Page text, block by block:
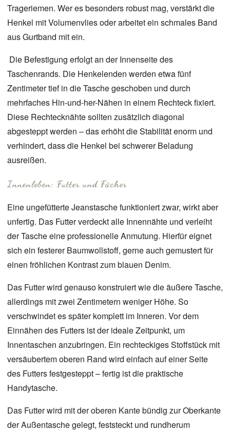
Trageriemen. Wer es besonders robust mag, verstärkt die
Henkel mit Volumenvlies oder arbeitet ein schmales Band
aus Gurtband mit ein.
Die Befestigung erfolgt an der Innenseite des
Taschenrands. Die Henkelenden werden etwa fünf
Zentimeter tief in die Tasche geschoben und durch
mehrfaches Hin-und-her-Nähen in einem Rechteck fixiert.
Diese Rechtecknähte sollten zusätzlich diagonal
abgesteppt werden – das erhöht die Stabilität enorm und
verhindert, dass die Henkel bei schwerer Beladung
ausreißen.
Innenleben: Futter und Fächer
Eine ungefütterte Jeanstasche funktioniert zwar, wirkt aber
unfertig. Das Futter verdeckt alle Innennähte und verleiht
der Tasche eine professionelle Anmutung. Hierfür eignet
sich ein festerer Baumwollstoff, gerne auch gemustert für
einen fröhlichen Kontrast zum blauen Denim.
Das Futter wird genauso konstruiert wie die äußere Tasche,
allerdings mit zwei Zentimetern weniger Höhe. So
verschwindet es später komplett im Inneren. Vor dem
Einnähen des Futters ist der ideale Zeitpunkt, um
Innentaschen anzubringen. Ein rechteckiges Stoffstück mit
versäubertem oberen Rand wird einfach auf einer Seite
des Futters festgesteppt – fertig ist die praktische
Handytasche.
Das Futter wird mit der oberen Kante bündig zur Oberkante
der Außentasche gelegt, feststeckt und rundherum